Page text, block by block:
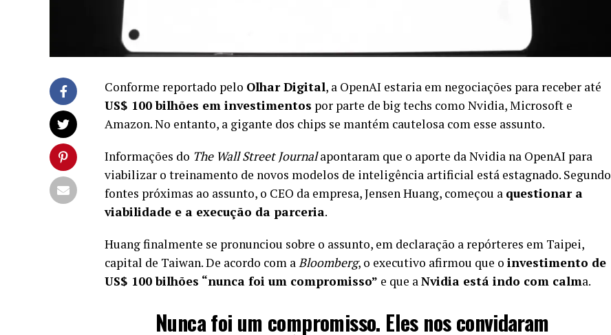
Conforme reportado pelo Olhar Digital, a OpenAI estaria em negociações para receber até
US$ 100 bilhões em investimentos por parte de big techs como Nvidia, Microsoft e
Amazon. No entanto, a gigante dos chips se mantém cautelosa com esse assunto.
Informações do The Wall Street Journalapontaram que o aporte da Nvidia na OpenAI para
viabilizar o treinamento de novos modelos de inteligência artificial está estagnado. Segundo
fontes próximas ao assunto, o CEO da empresa, Jensen Huang, começou a questionar a
viabilidade e a execução da parceria.
Huang finalmente se pronunciou sobre o assunto, em declaração a repórteres em Taipei,
capital de Taiwan. De acordo com aBloomberg, o executivo afirmou que o investimento de
US$ 100 bilhões “nunca foi um compromisso” e que aNvidia está indo com calma.
Nunca foi um compromisso. Eles nos convidaram